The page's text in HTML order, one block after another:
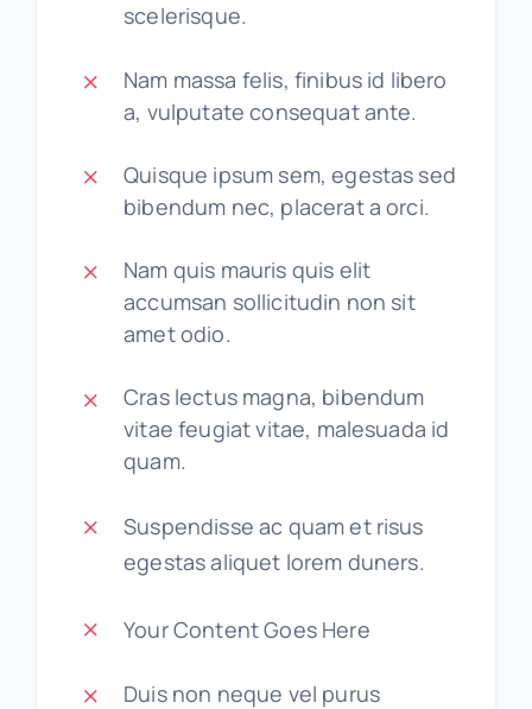
scelerisque.
Nam massa felis, finibus id libero
a, vulputate consequat ante.
Quisque ipsum sem, egestas sed
bibendum nec, placerat a orci.
Nam quis mauris quis elit
accumsan sollicitudin non sit
amet odio.
Cras lectus magna, bibendum
vitae feugiat vitae, malesuada id
quam.
Suspendisse ac quam et risus
egestas aliquet lorem duners.
Your Content Goes Here
Duis non neque vel purus